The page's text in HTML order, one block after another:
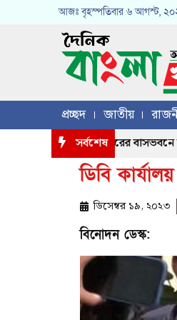
আজঃবৃহস্পতিবার ৬ আগস্ট,
প্রচ্ছদ জাতীয়
সর্বশেষ
হাইকমিশনারের বাসভবনে আগুন
ডিবি
ডিসেম্বর ১৯, ২০২৩
বিনোদন ডেস্ক: